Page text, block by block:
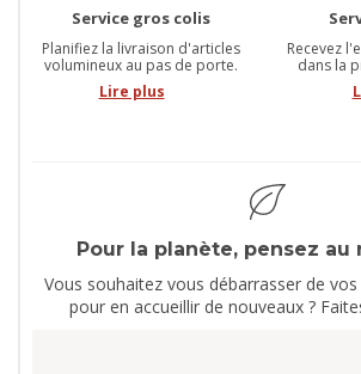
Service gros colis
Planifiez la livraison d'articles
volumineux au pas de porte.
Lire plus
Recevez
dans la
Pour la planète, pensez au
Vous souhaitez vous débarrasser de
pour en accueillir de nouveaux ?